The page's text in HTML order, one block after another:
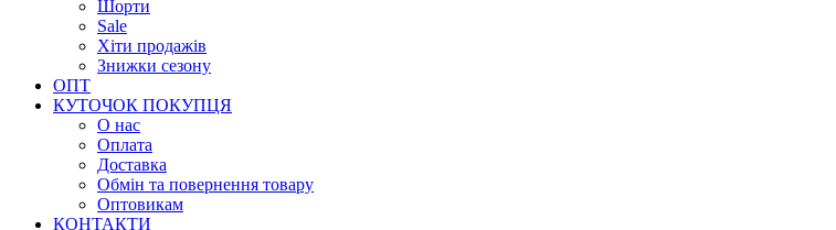
Шорти
Sale
Хіти продажів
Знижки сезону
ОПТ
КУТОЧОК ПОКУПЦЯ
О нас
Оплата
Доставка
Обмін та повернення товару
Оптовикам
КОНТАКТИ